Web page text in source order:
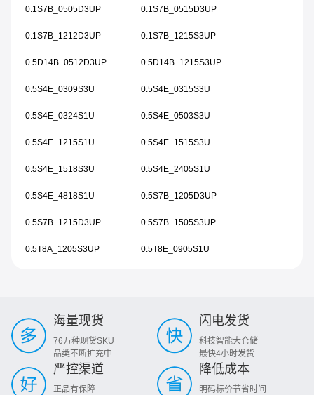
0.1S7B_0505D3UP 0.1S7B_0515D3UP
0.1S7B_1212D3UP 0.1S7B_1215S3UP
0.5D14B_0512D3UP 0.5D14B_1215S3UP
0.5S4E_0309S3U 0.5S4E_0315S3U
0.5S4E_0324S1U 0.5S4E_0503S3U
0.5S4E_1215S1U 0.5S4E_1515S3U
0.5S4E_1518S3U 0.5S4E_2405S1U
0.5S4E_4818S1U 0.5S7B_1205D3UP
0.5S7B_1215D3UP 0.5S7B_1505S3UP
0.5T8A_1205S3UP 0.5T8E_0905S1U
海量现货
76万种现货SKU
品类不断扩充中
闪电发货
科技智能大仓储
最快4小时发货
严控渠道
正品有保障
降低成本
明码标价节省时间